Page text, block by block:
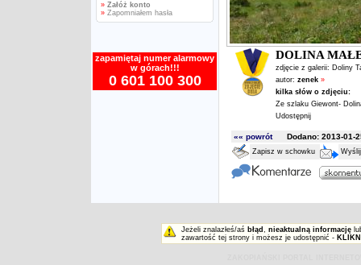
» Załóż konto
» Zapomniałem hasła
zapamiętaj numer alarmowy
w górach!!!
0 601 100 300
DOLINA
zdjęcie z galerii: Doliny
autor: zenek »
kilka słów o zdjęciu:
Ze szlaku Giewont-
Udostępnij
«« powrótDodano: 2013-01-
Zapisz w schowku
Jeżeli znalazłeś/aś błąd , nieaktualną informację
zawartość tej strony i możesz je udostępnić -